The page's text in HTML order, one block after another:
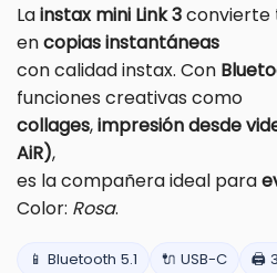
Lainstax mini Link 3convierte
encopias instantáneas
con calidad instax. Con
funciones creativas como
collages,impresión desde
AiR),
es la compañera ideal para
Color: Rosa.
📱 Bluetooth 5.1 🔌 USB-C
🖨️